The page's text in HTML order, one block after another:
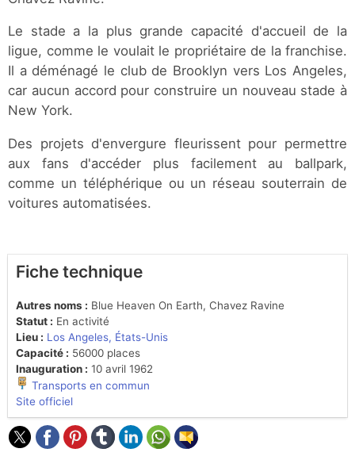
Le stade a la plus grande capacité d'accueil de la
ligue, comme le voulait le propriétaire de la franchise.
Il a déménagé le club de Brooklyn vers Los Angeles,
car aucun accord pour construire un nouveau stade à
New York.
Des projets d'envergure fleurissent pour permettre
aux fans d'accéder plus facilement au ballpark,
comme un téléphérique ou un réseau souterrain de
voitures automatisées.
Fiche technique
Autres noms : Blue Heaven On Earth, Chavez Ravine
Statut : En activité
Lieu : Los Angeles, États-Unis
Capacité : 56000 places
Inauguration : 10 avril 1962
Transports en commun
Site officiel